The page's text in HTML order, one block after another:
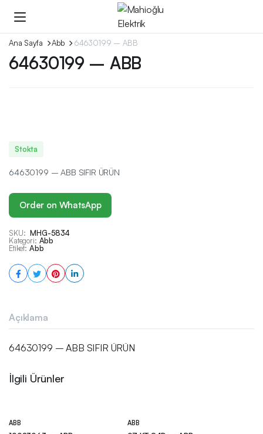
Ana Sayfa Abb 64630199 – ABB
64630199 – ABB
Stokta
64630199 – ABB SIFIR ÜRÜN
Order on WhatsApp
SKU: MHG-5834
Kategori: Abb
Etiket: Abb
Açıklama
64630199 – ABB SIFIR ÜRÜN
İlgili Ürünler
ABB ABB